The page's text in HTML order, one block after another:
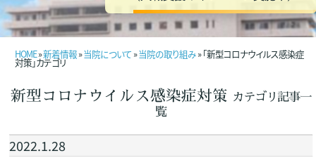
HOME»新着情報»当院について »当院の取り組み» 「新型コロナウイルス感染症
対策」カテゴリ
新型コロナウイルス感染症対策 カテゴリ記事一
覧
2022.1.28